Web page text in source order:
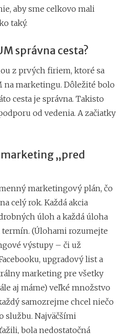
aby sme celkovo mali
taký.
správna cesta?
z prvých firiem, ktoré sa
na marketingu. Dôležité bolo
cesta je správna. Takisto
od vedenia. A začiatky
„pred
marketingový plán, čo
celý rok. Každá akcia
úloh a každá úloha
termín. (Úlohami rozumejte
výstupy – či už
upgradový list a
marketing pre všetky
aj máme) veľké množstvo
samozrejme chcel niečo
službu. Najväčšími
bola nedostatočná